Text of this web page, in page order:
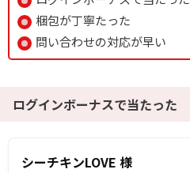
梱包が丁寧たった
問い合わせの対応が早い
ログインボーナスで当たった
シーチキンLOVE 様